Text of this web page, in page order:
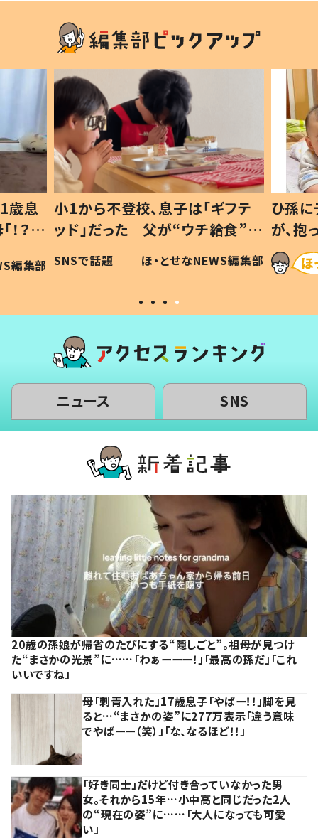
歳息
？」
編集部
小1から不登校、息子は「ギフテ
ッド」だった 父が“ウチ給食”を
作り続ける理由とは #令和の親
#令和の子
SNSで話題 ほ・とせなNEWS編集部
ひ孫
が、
「涙が
い」
ニュース SNS
20歳の孫娘が帰省のたびにする“隠しごと”。祖母が見つけ
た“まさかの光景”に……「わぁーーー！」「最高の孫だ」「これ
いいですね」
母「刺青入れた」17歳息子「やばー！！」脚を見
ると…“まさかの姿”に277万表示「違う意味
でやばーー（笑）」「な、なるほど！！」
「好き同士」だけど付き合っていなかった男
女。それから15年…小中高と同じだった2人
の“現在の姿”に……「大人になっても可愛
い」